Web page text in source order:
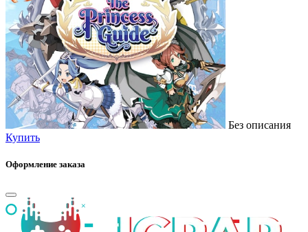
Без описания
Купить
Оформление заказа